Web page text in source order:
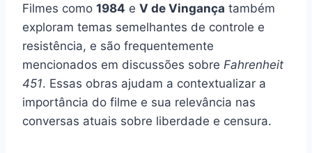
Filmes como 1984 e V de Vingança também
exploram temas semelhantes de controle e
resistência, e são frequentemente
mencionados em discussões sobre Fahrenheit
451. Essas obras ajudam a contextualizar a
importância do filme e sua relevância nas
conversas atuais sobre liberdade e censura.